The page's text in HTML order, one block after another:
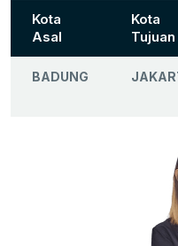
Kota
Asal
Kota
Tujuan
BADUNG